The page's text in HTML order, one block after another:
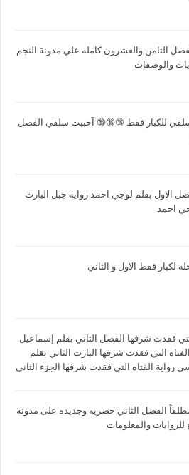
الثامن والعشرون كامله علي مدونة النجم
والوصفات
للكبار فقط 🔞🔞🔞 آحببت سلفي الفصل
الاول بقلم لوجي احمد رواية جبل البارت
احمد
لكبار فقط الاول و الثاني
فقدت شرفها الفصل الثاني بقلم إسماعيل
التي فقدت شرفها البارت الثاني بقلم
رواية الفتاه التي فقدت شرفها الجزء الثاني
الفصل الثاني حصريه وجديده على مدونة
للروايات والمعلومات